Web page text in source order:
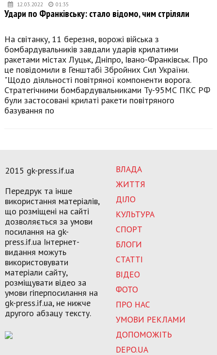
12.03.2022 01:35
Удари по Франківську: стало відомо, чим стріляли
На світанку, 11 березня, ворожі війська з
бомбардувальників завдали ударів крилатими
ракетами містах Луцьк, Дніпро, Івано-Франківськ. Про
це повідомили в Генштабі Збройних Сил України.
"Щодо діяльності повітряної компоненти ворога.
Стратегічними бомбардувальниками Ту-95МС ПКС РФ
були застосовані крилаті ракети повітряного
базування по
ВЛАДА
ЖИТТЯ
ДІЛО
КУЛЬТУРА
СПОРТ
БЛОГИ
СТАТТІ
ВІДЕО
ФОТО
ПРО НАС
УМОВИ РЕКЛАМИ
ДОПОМОЖІТЬ
DEPO.UA
2015 gk-press.if.ua
Передрук та інше
використання матеріалів,
що розміщені на сайті
дозволяється за умови
посилання на gk-
press.if.ua Інтернет-
видання можуть
використовувати
матеріали сайту,
розміщувати відео за
умови гіперпосилання на
gk-press.if.ua, не нижче
другого абзацу тексту.